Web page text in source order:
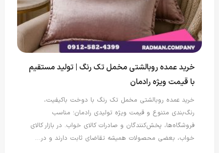
خرید عمده روبالشتی مخمل تک رنگ | تولید مستقیم
با قیمت ویژه رادمان
خرید عمده روبالشتی مخمل تک رنگ با دوخت باکیفیت،
رنگ‌بندی متنوع و قیمت ویژه تولیدی رادمان؛ مناسب
فروشگاه‌ها، پخش‌کنندگان و صادرات کالای خواب. در بازار کالای
خواب، بعضی محصولات همیشه تقاضای ثابت دارند و در…